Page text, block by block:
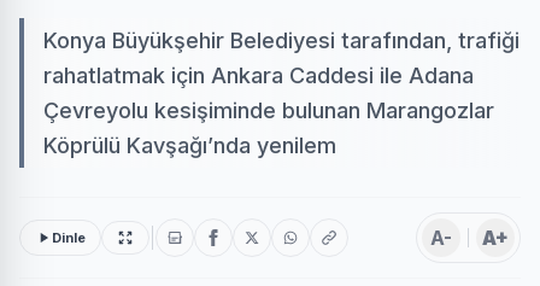
Konya Büyükşehir Belediyesi tarafından, trafiği
rahatlatmak için Ankara Caddesi ile Adana
Çevreyolu kesişiminde bulunan Marangozlar
Köprülü Kavşağı’nda yenilem
Dinle A- A+